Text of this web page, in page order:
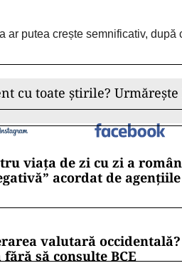
ar putea crește semnificativ, după
cu toate știrile? Urmărește
viața de zi cu zi a
acordat de
valutară
să consulte BCE